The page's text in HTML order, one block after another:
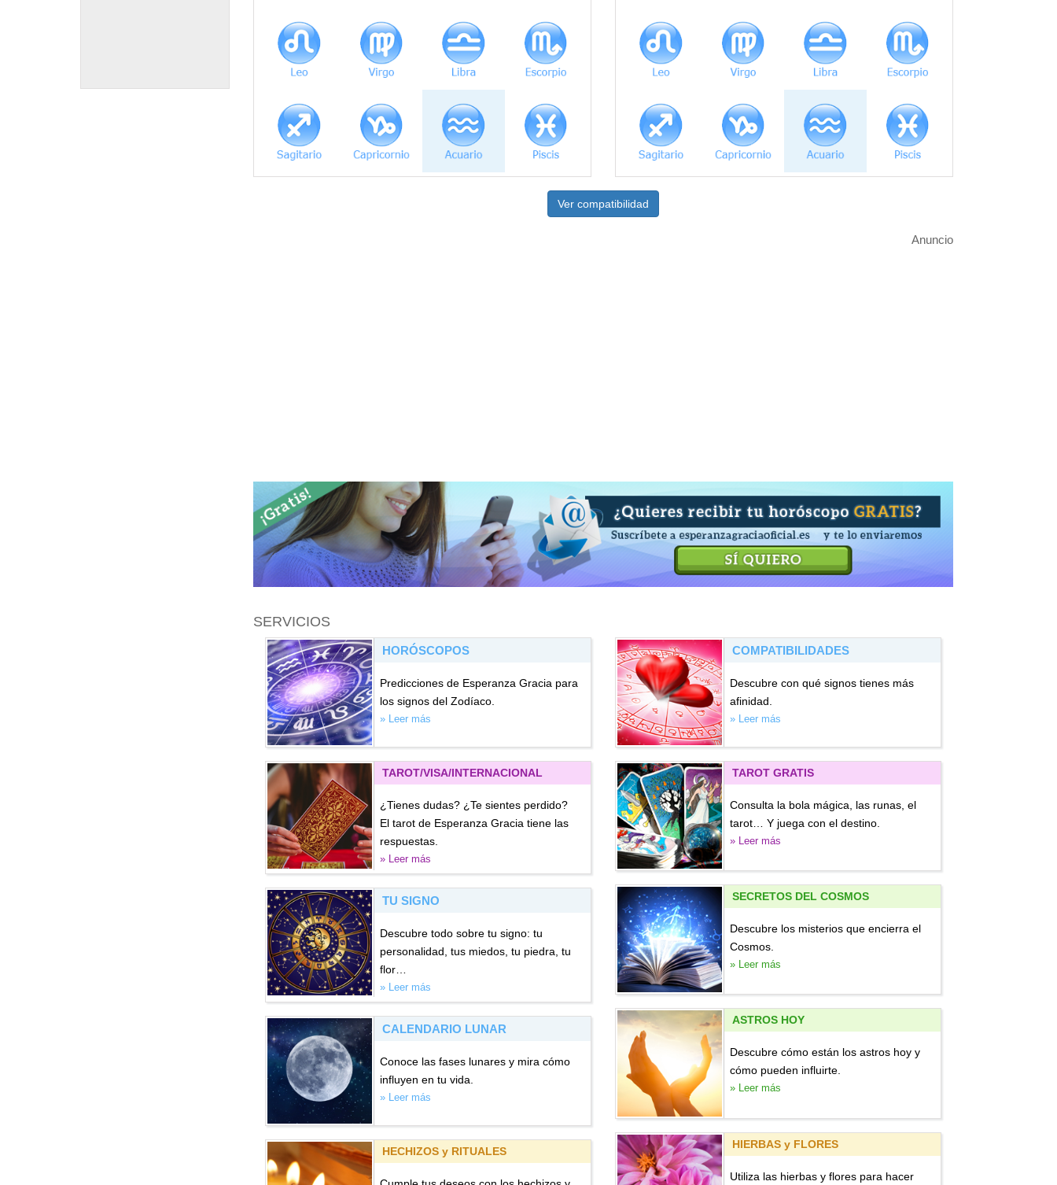
Ver compatibilidad
Anuncio
SERVICIOS
HORÓSCOPOS
Predicciones de Esperanza Gracia para
los signos del Zodíaco.
» Leer más
TAROT/VISA/INTERNACIONAL
¿Tienes dudas? ¿Te sientes perdido?
El tarot de Esperanza Gracia tiene las
respuestas.
» Leer más
TU SIGNO
Descubre todo sobre tu signo: tu
personalidad, tus miedos, tu piedra, tu
flor…
» Leer más
CALENDARIO LUNAR
Conoce las fases lunares y mira cómo
influyen en tu vida.
» Leer más
HECHIZOS y RITUALES
COMPATIBILIDADES
Descubre con qué signos tienes más
afinidad.
» Leer más
TAROT GRATIS
Consulta la bola mágica, las runas, el
tarot… Y juega con el destino.
» Leer más
SECRETOS DEL COSMOS
Descubre los misterios que encierra el
Cosmos.
» Leer más
ASTROS HOY
Descubre cómo están los astros hoy y
cómo pueden influirte.
» Leer más
HIERBAS y FLORES
Utiliza las hierbas y flores para hacer